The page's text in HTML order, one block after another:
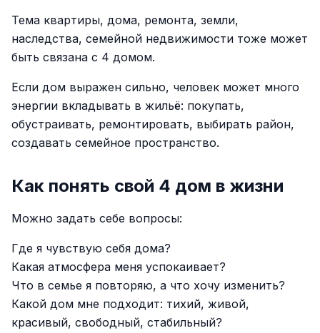
Тема квартиры, дома, ремонта, земли,
наследства, семейной недвижимости тоже может
быть связана с 4 домом.
Если дом выражен сильно, человек может много
энергии вкладывать в жильё: покупать,
обустраивать, ремонтировать, выбирать район,
создавать семейное пространство.
Как понять свой 4 дом в жизни
Можно задать себе вопросы:
Где я чувствую себя дома?
Какая атмосфера меня успокаивает?
Что в семье я повторяю, а что хочу изменить?
Какой дом мне подходит: тихий, живой,
красивый, свободный, стабильный?